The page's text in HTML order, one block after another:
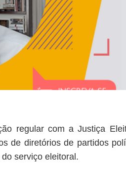
regular com a Justiça
de diretórios de partidos
serviço eleitoral.